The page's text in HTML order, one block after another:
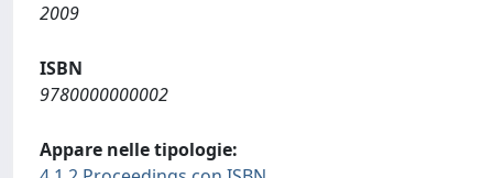
2009
ISBN
9780000000002
Appare nelle tipologie: